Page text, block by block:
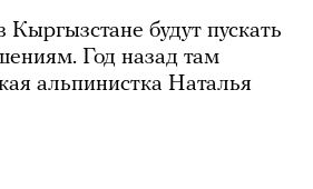
будут пускать
Год назад там
альпинистка Наталья